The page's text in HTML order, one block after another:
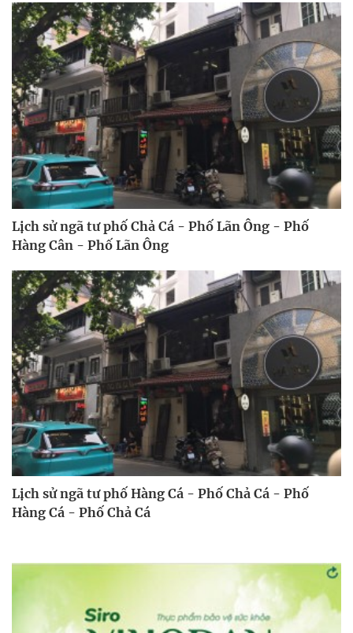
Lịch sử ngã tư phố Chả Cá - Phố Lãn Ông - Phố
Hàng Cân - Phố Lãn Ông
Lịch sử ngã tư phố Hàng Cá - Phố Chả Cá - Phố
Hàng Cá - Phố Chả Cá